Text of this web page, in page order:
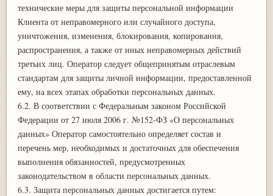
технические меры для защиты персональной информации
Клиента от неправомерного или случайного доступа,
уничтожения, изменения, блокирования, копирования,
распространения, а также от иных неправомерных действий
третьих лиц. Оператор следует общепринятым отраслевым
стандартам для защиты личной информации, предоставленной
ему, на всех этапах обработки персональных данных.
6.2. В соответствии с Федеральным законом Российской
Федерации от 27 июля 2006 г. №152-ФЗ «О персональных
данных» Оператор самостоятельно определяет состав и
перечень мер, необходимых и достаточных для обеспечения
выполнения обязанностей, предусмотренных
законодательством в области персональных данных.
6.3. Защита персональных данных достигается путем: